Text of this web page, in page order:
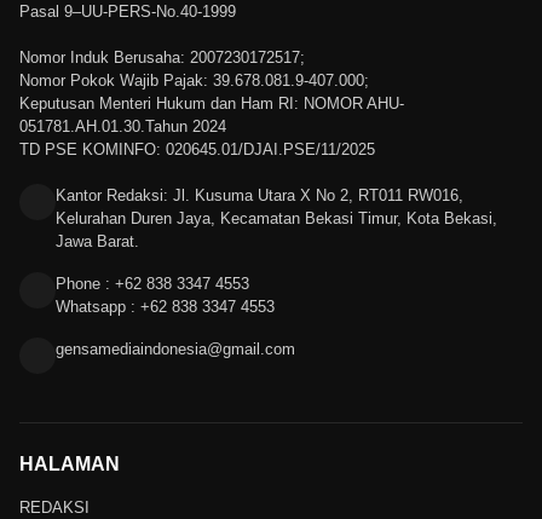
Pasal 9–UU-PERS-No.40-1999
Nomor Induk Berusaha: 2007230172517;
Nomor Pokok Wajib Pajak: 39.678.081.9-407.000;
Keputusan Menteri Hukum dan Ham RI: NOMOR AHU-
051781.AH.01.30.Tahun 2024
TD PSE KOMINFO: 020645.01/DJAI.PSE/11/2025
Kantor Redaksi: Jl. Kusuma Utara X No 2, RT011 RW016,
Kelurahan Duren Jaya, Kecamatan Bekasi Timur, Kota Bekasi,
Jawa Barat.
Phone : +62 838 3347 4553
Whatsapp : +62 838 3347 4553
gensamediaindonesia@gmail.com
HALAMAN
REDAKSI